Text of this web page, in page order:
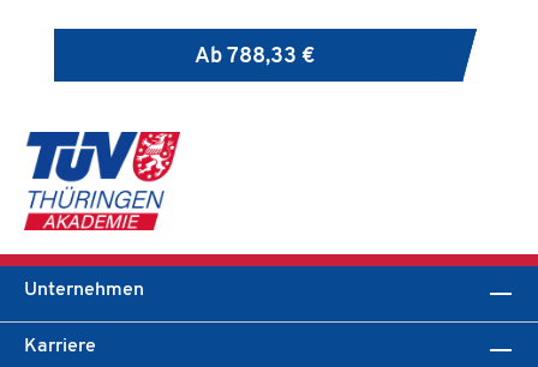
Ab 788,33 €
Unternehmen
Karriere